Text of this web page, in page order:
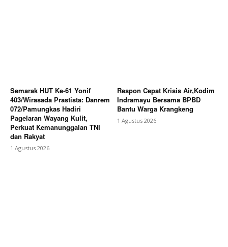
Semarak HUT Ke-61 Yonif
403/Wirasada Prastista: Danrem
072/Pamungkas Hadiri
Pagelaran Wayang Kulit,
Perkuat Kemanunggalan TNI
dan Rakyat
1 Agustus 2026
Respon Cepat Krisis Air,Kodim
Indramayu Bersama BPBD
Bantu Warga Krangkeng
1 Agustus 2026